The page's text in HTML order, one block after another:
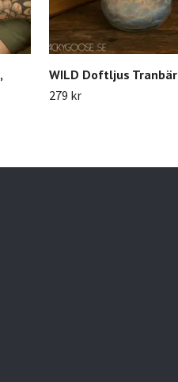
WILD Doftljus Tranbär
279 kr